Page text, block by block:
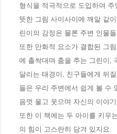
형식을 적극적으로 도입하여
뜻한 그림 사이사이에 깨알 같
린이의 감정은 물론 주변 인물
또한 만화적 요소가 결합된 그
에 촐싹대며 춤을 추는 그린이,
달리는 태경이, 친구들에게 뒤
들은 우리 주변에서 쉽게 볼 수
음껏 울고 웃으며 자신의 이야
또한 이 책에는 두 아이를 키우
의 힘이 고스란히 담겨 있지요.